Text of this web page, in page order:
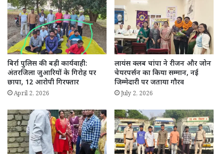
बिर्रा पुलिस की बड़ी कार्यवाही:
अंतरजिला जुआरियों के गिरोह पर
छापा, 12 आरोपी गिरफ्तार
April 2, 2026
लायंस क्लब चांपा ने रीजन और जोन
चेयरपर्सन का किया सम्मान, नई
जिम्मेदारी पर जताया गौरव
July 2, 2026